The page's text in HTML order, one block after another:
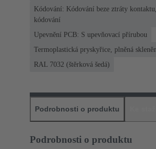
Kódování: Kódování beze ztráty
kódování
Upevnění PCB: S upevňovací přírubou
Termoplastická pryskyřice, plněná
RAL 7032 (štěrková šedá)
Podrobnosti o produktu
Podrobnosti o produktu